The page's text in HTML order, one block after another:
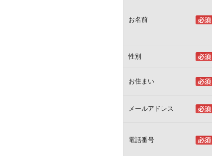
お名前
性別
お住まい
メールアドレス
電話番号